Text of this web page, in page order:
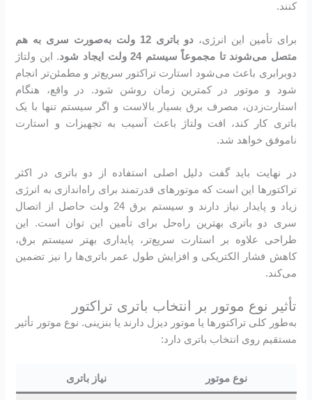
کنند.
برای تأمین این انرژی،
دو باتری 12 ولت به‌صورت سری به هم
متصل می‌شوند تا مجموعاً سیستم 24 ولت ایجاد شود
. این ولتاژ
دوبرابری باعث می‌شود استارت تراکتور سریع‌تر و مطمئن‌تر انجام
شود و موتور در کمترین زمان روشن شود. در واقع، هنگام
استارت‌زدن، مصرف برق بسیار بالاست و اگر سیستم تنها با یک
باتری کار کند، افت ولتاژ باعث آسیب به تجهیزات و استارت
ناموفق خواهد شد.
در نهایت باید گفت دلیل اصلی استفاده از دو باتری در اکثر
تراکتورها این است که موتورهای قدرتمند برای راه‌اندازی به انرژی
زیاد و پایدار نیاز دارند و سیستم برق 24 ولت حاصل از اتصال
سری دو باتری بهترین راه‌حل برای تأمین این توان است. این
طراحی علاوه بر استارت سریع‌تر، پایداری بهتر سیستم برق،
کاهش فشار الکتریکی و افزایش طول عمر باتری‌ها را نیز تضمین
می‌کند.
تأثیر نوع موتور بر انتخاب باتری تراکتور
به‌طور کلی تراکتورها یا موتور دیزل دارند یا بنزینی. نوع موتور تأثیر
مستقیم روی انتخاب باتری دارد:
نوع موتور نیاز باتری